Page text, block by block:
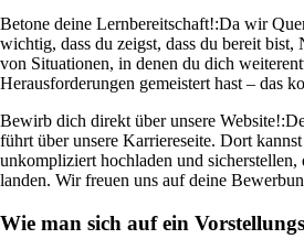
Betone deine Lernbereitschaft!:Da wir
wichtig, dass du zeigst, dass du bereit bist,
von Situationen, in denen du dich
Herausforderungen gemeistert hast – das
Bewirb dich direkt über unsere Website!:
führt über unsere Karriereseite. Dort
unkompliziert hochladen und sicherstellen,
landen. Wir freuen uns auf deine
Wie man sich auf ein